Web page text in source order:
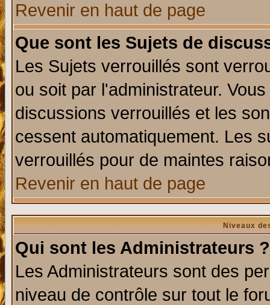
Revenir en haut de page
Que sont les Sujets de
Les Sujets verrouillés sont
ou soit par l'administrateur.
discussions verrouillés et les
cessent automatiquement. Les
verrouillés pour de maintes
Revenir en haut de page
Niveaux
Qui sont les Administrateurs ?
Les Administrateurs sont des
niveau de contrôle sur tout le